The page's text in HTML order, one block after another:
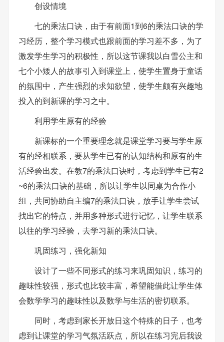
创设情境
七的乘法口诀，由于有前面1到6的乘法口诀的学
习经历，整个学习模式也跟前面的学习差不多，为了
激发学生学习的积极性，所以这节课我以白雪公主和
七个小矮人的故事引入到课堂上，使学生置身于童话
的氛围中，产生强烈的求知欲望，使学生颇有兴趣地
投入的到新课的学习之中。
利用学生原有的经验
新课标的一个重要理念就是课堂学习要与学生原
有的经相联系，要从学生已有的认知结构和原有的生
活经验出发。在教7的乘法口诀时，考虑到学生已有2
~6的乘法口诀的基础，所以让学生以同桌为合作小
组，共同协助自主编7的乘法口诀，放手让学生尝试
找出它的特点，并用多种形式进行记忆，让学生联系
以往的学习经验，去学习新的乘法口诀。
巩固练习，强化新知
设计了一些不同形式的练习来巩固知识，练习的
趣味性较强，形式也比较丰富，希望能借此让学生体
会数学学习的趣味性以及数学与生活的密切联系。
同时，考虑到家长开放日这个特殊的日子，也考
虑到让课堂的学习气氛活跃点，所以在练习完后我设